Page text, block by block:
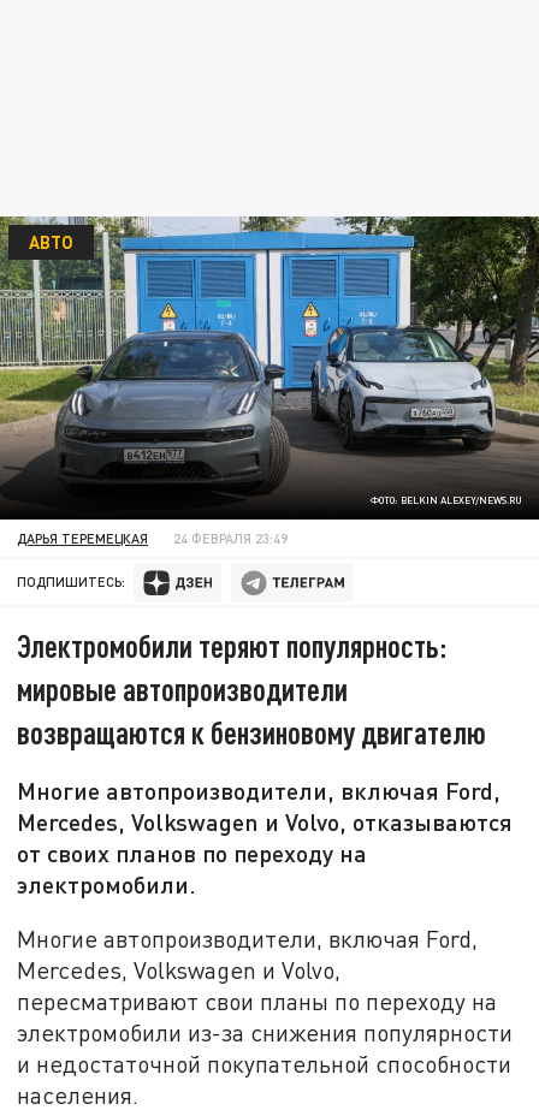
ФОТО: BELKIN ALEXEY/NEWS.RU
АВТО
ДАРЬЯ ТЕРЕМЕЦКАЯ 24 ФЕВРАЛЯ 23:49
ПОДПИШИТЕСЬ:
Электромобили теряют популярность:
мировые автопроизводители
возвращаются к бензиновому двигателю
Многие автопроизводители, включая Ford,
Mercedes, Volkswagen и Volvo, отказываются
от своих планов по переходу на
электромобили.
Многие автопроизводители, включая Ford,
Mercedes, Volkswagen и Volvo,
пересматривают свои планы по переходу на
электромобили из-за снижения популярности
и недостаточной покупательной способности
населения.